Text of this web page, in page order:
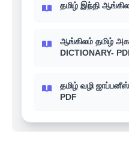
தமிழ் இந்தி
ஆங்கிலம் தமிழ்
DICTIONARY-
தமிழ் வழி
PDF